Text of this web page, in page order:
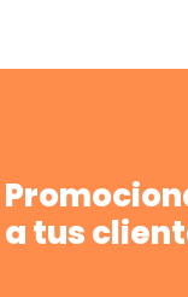
a tus